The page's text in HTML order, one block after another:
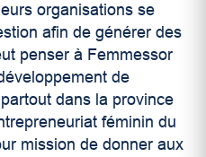
organisations se
afin de générer des
penser à Femmessor
de
dans la province
féminin du
mission de donner aux